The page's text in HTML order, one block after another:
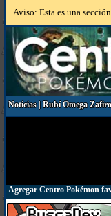
Aviso: Esta es una
Noticias|Rubí Omega
Agregar Centro Pokémon